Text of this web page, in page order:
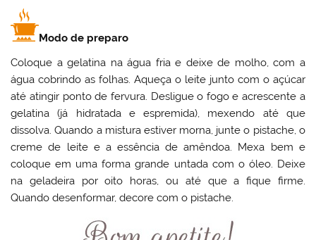
Modo de preparo
Coloque a gelatina na água fria e deixe de molho, com a
água cobrindo as folhas. Aqueça o leite junto com o açúcar
até atingir ponto de fervura. Desligue o fogo e acrescente a
gelatina (já hidratada e espremida), mexendo até que
dissolva. Quando a mistura estiver morna, junte o pistache, o
creme de leite e a essência de amêndoa. Mexa bem e
coloque em uma forma grande untada com o óleo. Deixe
na geladeira por oito horas, ou até que a fique firme.
Quando desenformar, decore com o pistache.